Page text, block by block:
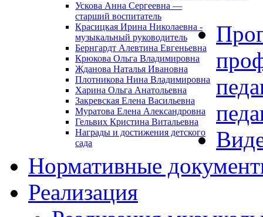
Ускова Анна Сергеевна —
старший воспитатель
Красицкая Ирина Николаевна -
музыкальный руководитель
Бернгардт Алевтина Евгеньевна
Крюкова Ольга Владимировна
Жданова Наталья Ивановна
Плотникова Нина Владимировна
Харина Ольга Анатольевна
Закревская Елена Васильевна
Муратова Елена Александровна
Гельвих Кристина Витальевна
Награды и достижения детского
сада
Нормативные
Реализация